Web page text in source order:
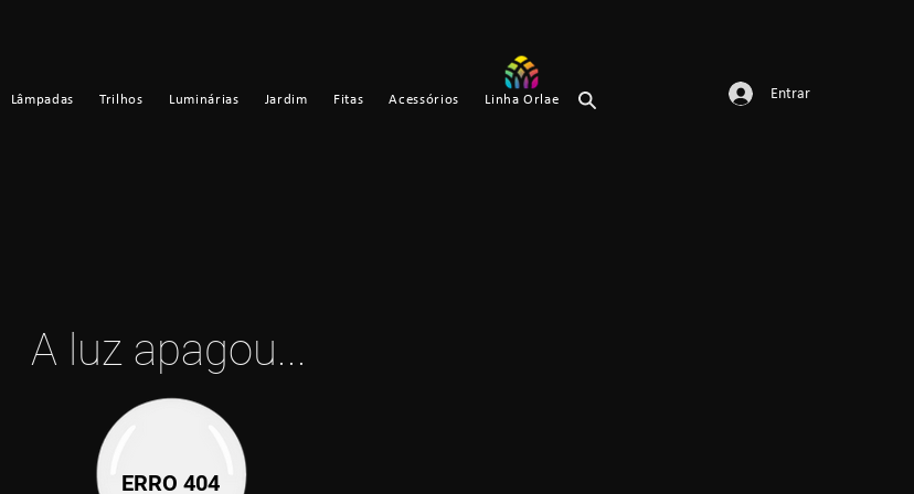
Lâmpadas Trilhos Luminárias Jardim Fitas Acessórios Linha Orlae Entrar
A luz apagou...
ERRO 404